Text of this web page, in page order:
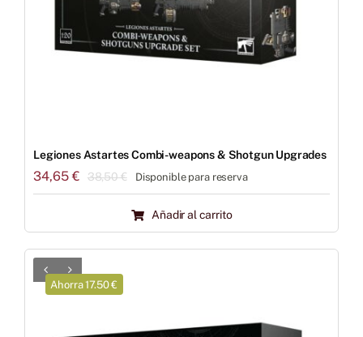
Legiones Astartes Combi-weapons & Shotgun Upgrades
38,50€El
original
era:
34,65€
El
actual
es:
Disponible para reserva
Añadir al carrito
Ahorra 17.50 €